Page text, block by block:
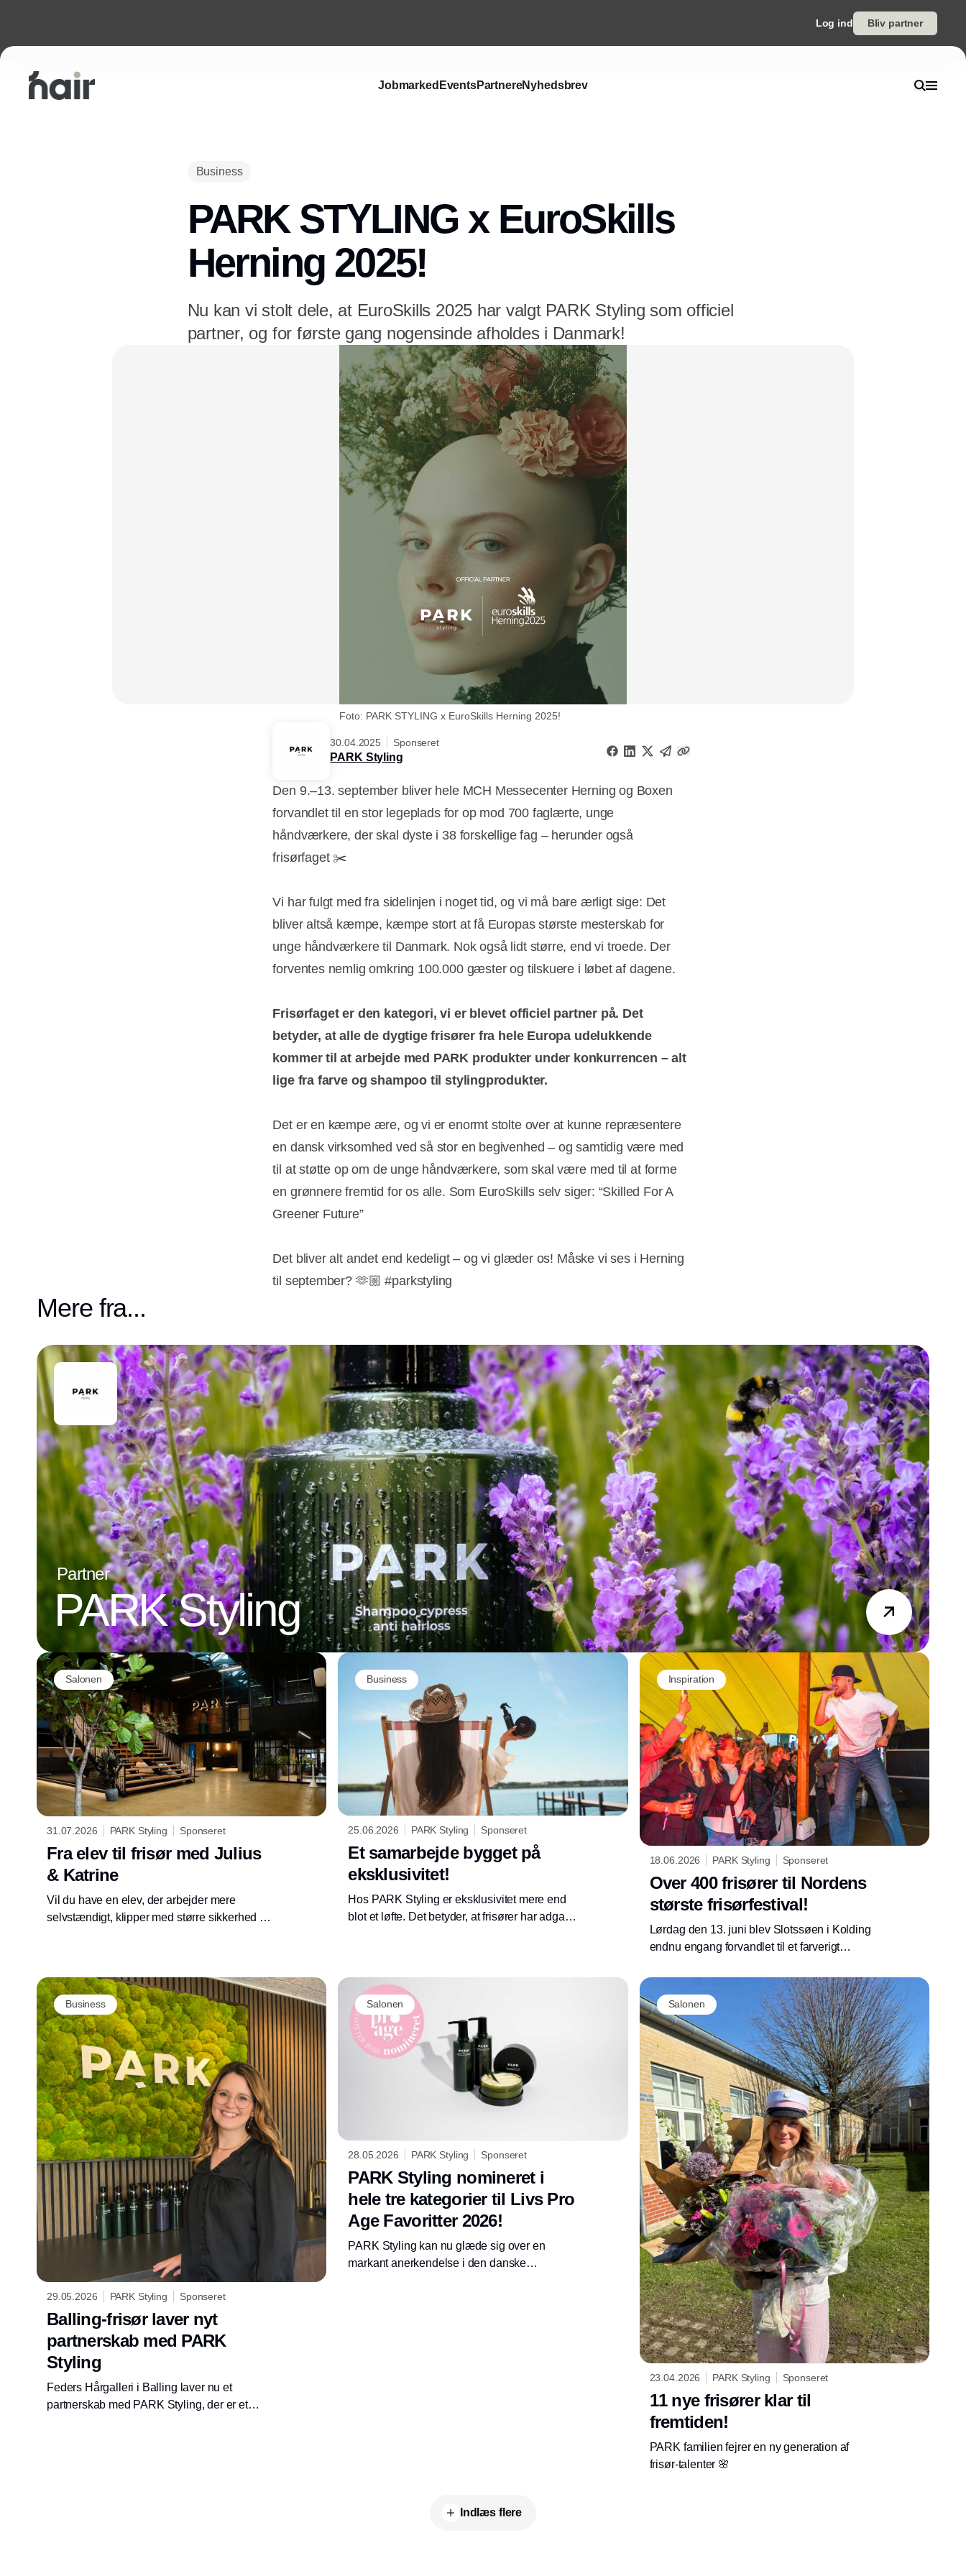
Log ind Bliv partner
Jobmarked EventsPartnereNyhedsbrev
Business
PARK STYLING x EuroSkills
Herning 2025!
Nu kan vi stolt dele, at EuroSkills 2025 har valgt PARK Styling som officiel
partner, og for første gang nogensinde afholdes i Danmark!
Foto: PARK STYLING x EuroSkills Herning 2025!
30.04.2025 Sponseret
PARK Styling
Den 9.–13. september bliver hele MCH Messecenter Herning og Boxen
forvandlet til en stor legeplads for op mod 700 faglærte, unge
håndværkere, der skal dyste i 38 forskellige fag – herunder også
frisørfaget ✂️
Vi har fulgt med fra sidelinjen i noget tid, og vi må bare ærligt sige: Det
bliver altså kæmpe, kæmpe stort at få Europas største mesterskab for
unge håndværkere til Danmark. Nok også lidt større, end vi troede. Der
forventes nemlig omkring 100.000 gæster og tilskuere i løbet af dagene.
Frisørfaget er den kategori, vi er blevet officiel partner på. Det
betyder, at alle de dygtige frisører fra hele Europa udelukkende
kommer til at arbejde med PARK produkter under konkurrencen – alt
lige fra farve og shampoo til stylingprodukter.
Det er en kæmpe ære, og vi er enormt stolte over at kunne repræsentere
en dansk virksomhed ved så stor en begivenhed – og samtidig være med
til at støtte op om de unge håndværkere, som skal være med til at forme
en grønnere fremtid for os alle. Som EuroSkills selv siger: “Skilled For A
Greener Future”
Det bliver alt andet end kedeligt – og vi glæder os! Måske vi ses i Herning
til september? 🫶🏼 #parkstyling
Mere fra...
Partner
PARK Styling
Salonen
31.07.2026 PARK Styling Sponseret
Fra elev til frisør med Julius
& Katrine
Vil du have en elev, der arbejder mere
selvstændigt, klipper med større sikkerhed og
Business
25.06.2026 PARK Styling Sponseret
Et samarbejde bygget på
eksklusivitet!
Hos PARK Styling er eksklusivitet mere end
blot et løfte. Det betyder, at frisører har adgang
Inspiration
18.06.2026 PARK Styling Sponseret
Over 400 frisører til Nordens
største frisørfestival!
Lørdag den 13. juni blev Slotssøen i Kolding
endnu engang forvandlet til et farverigt
salonindehavere og frisørelever samledes til
PARK Festival 2026.
Business
29.05.2026 PARK Styling Sponseret
Balling-frisør laver nyt
partnerskab med PARK
Styling
Feders Hårgalleri i Balling laver nu et
partnerskab med PARK Styling, der er et
Salonen
28.05.2026 PARK Styling Sponseret
PARK Styling nomineret i
hele tre kategorier til Livs Pro
Age Favoritter 2026!
PARK Styling kan nu glæde sig over en
markant anerkendelse i den danske
Salonen
23.04.2026 PARK Styling Sponseret
11 nye frisører klar til
fremtiden!
PARK familien fejrer en ny generation af
frisør-talenter 🌸
Indlæs flere